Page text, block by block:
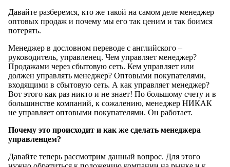
Давайте разберемся, кто же такой на самом деле менеджер
оптовых продаж и почему мы его так ценим и так боимся
потерять.
Менеджер в дословном переводе с английского –
руководитель, управленец. Чем управляет менеджер?
Продажами через сбытовую сеть. Кем управляет или
должен управлять менеджер? Оптовыми покупателями,
входящими в сбытовую сеть. А как управляет менеджер?
Вот этого как раз никто и не знает! По большому счету и в
большинстве компаний, к сожалению, менеджер НИКАК
не управляет оптовыми покупателями. Он работает.
Почему это происходит и как же сделать менеджера
управленцем?
Давайте теперь рассмотрим данный вопрос. Для этого